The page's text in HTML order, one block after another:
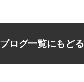
ブログ一覧にもどる